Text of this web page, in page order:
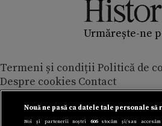
Urmărește-ne
Termeni și condiții Politică de
Despre cookies Contact
Modifică preferințe
© Toate drepturile rezervate
Nouă ne pasă ca datele tale personale să
Noi și partenerii noștri 606stocăm și/sau